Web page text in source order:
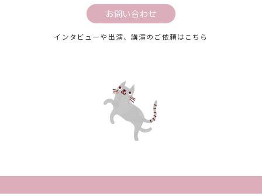
お問い合わせ
インタビューや出演、講演のご依頼はこちら